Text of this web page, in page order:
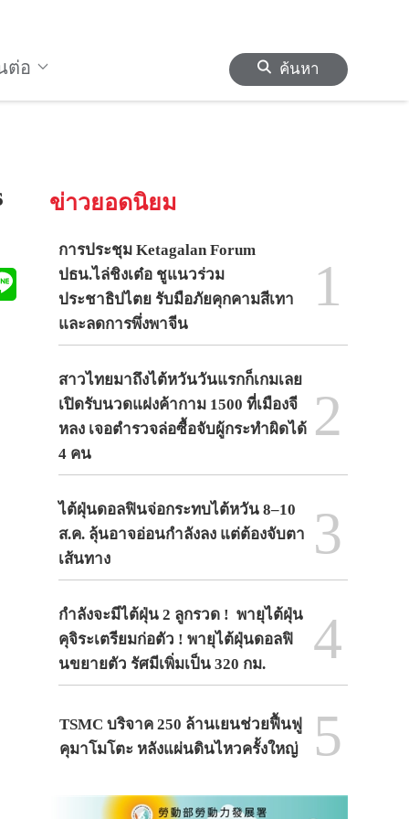
ต่อ ค้นหา
ข่าวยอดนิยม
การประชุม Ketagalan Forum
ปธน.ไล่ชิงเต๋อ ชูแนวร่วม
ประชาธิปไตย รับมือภัยคุกคามสีเทา
และลดการพึ่งพาจีน
1
สาวไทยมาถึงไต้หวันวันแรกก็เกมเลย
เปิดรับนวดแฝงค้ากาม 1500 ที่เมืองจี
หลง เจอตำรวจล่อซื้อจับผู้กระทำผิดได้
4 คน
2
ไต้ฝุ่นดอลฟินจ่อกระทบไต้หวัน 8–10
ส.ค. ลุ้นอาจอ่อนกำลังลง แต่ต้องจับตา
เส้นทาง
3
กำลังจะมีไต้ฝุ่น 2 ลูกรวด ! พายุไต้ฝุ่น
คุจิระเตรียมก่อตัว ! พายุไต้ฝุ่นดอลฟิ
นขยายตัว รัศมีเพิ่มเป็น 320 กม.
4
TSMC บริจาค 250 ล้านเยนช่วยฟื้นฟู
คุมาโมโตะ หลังแผ่นดินไหวครั้งใหญ่
5